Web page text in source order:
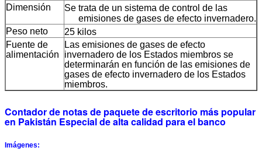
Dimensión
Se trata de un sistema de control de las
emisiones de gases de efecto invernadero.
Peso neto
25 kilos
Fuente de
alimentación
Las emisiones de gases de efecto
invernadero de los Estados miembros se
determinarán en función de las emisiones de
gases de efecto invernadero de los Estados
miembros.
Contador de notas de paquete de escritorio más popular
en Pakistán Especial de alta calidad para el banco
Imágenes: